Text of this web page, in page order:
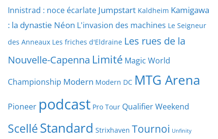
Innistrad : noce écarlate Jumpstart Kaldheim Kamigawa
: la dynastie Néon L'invasion des machines Le Seigneur
des Anneaux Les friches d'Eldraine Les rues de la
Nouvelle-Capenna Limité Magic World
Championship Modern Modern DC MTG Arena
Pioneer podcast Pro Tour Qualifier Weekend
ScelléStandard Strixhaven Tournoi Unfinity